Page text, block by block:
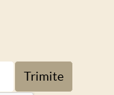
Trimite